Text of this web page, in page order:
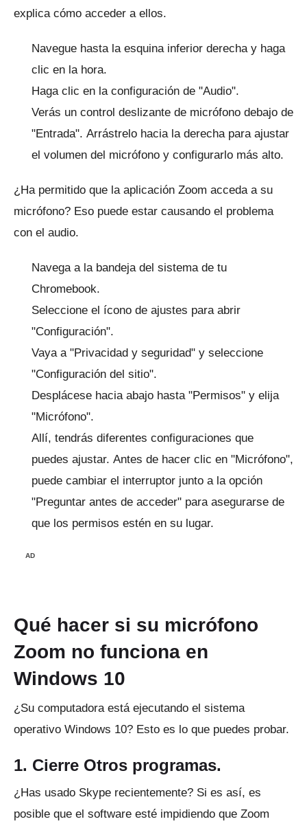
explica cómo acceder a ellos.
Navegue hasta la esquina inferior derecha y haga
clic en la hora.
Haga clic en la configuración de "Audio".
Verás un control deslizante de micrófono debajo de
"Entrada". Arrástrelo hacia la derecha para ajustar
el volumen del micrófono y configurarlo más alto.
¿Ha permitido que la aplicación Zoom acceda a su
micrófono? Eso puede estar causando el problema
con el audio.
Navega a la bandeja del sistema de tu
Chromebook.
Seleccione el ícono de ajustes para abrir
"Configuración".
Vaya a "Privacidad y seguridad" y seleccione
"Configuración del sitio".
Desplácese hacia abajo hasta "Permisos" y elija
"Micrófono".
Allí, tendrás diferentes configuraciones que
puedes ajustar. Antes de hacer clic en "Micrófono",
puede cambiar el interruptor junto a la opción
"Preguntar antes de acceder" para asegurarse de
que los permisos estén en su lugar.
AD
Qué hacer si su micrófono
Zoom no funciona en
Windows 10
¿Su computadora está ejecutando el sistema
operativo Windows 10? Esto es lo que puedes probar.
1. Cierre Otros programas.
¿Has usado Skype recientemente? Si es así, es
posible que el software esté impidiendo que Zoom